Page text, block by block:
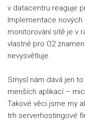
v datacentru reaguje
Implementace
monitorování sítě je v
vlastně pro O2
nevysvětluje.
Smysl nám dává jen
menších aplikací –
Takové věci jsme my
trh serverhostingové